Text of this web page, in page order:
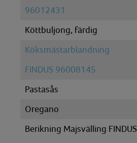
96012431
Köttbuljong, färdig
Köksmästarblandning
FINDUS 96008145
Pastasås
Oregano
Berikning Majsvälling FINDUS